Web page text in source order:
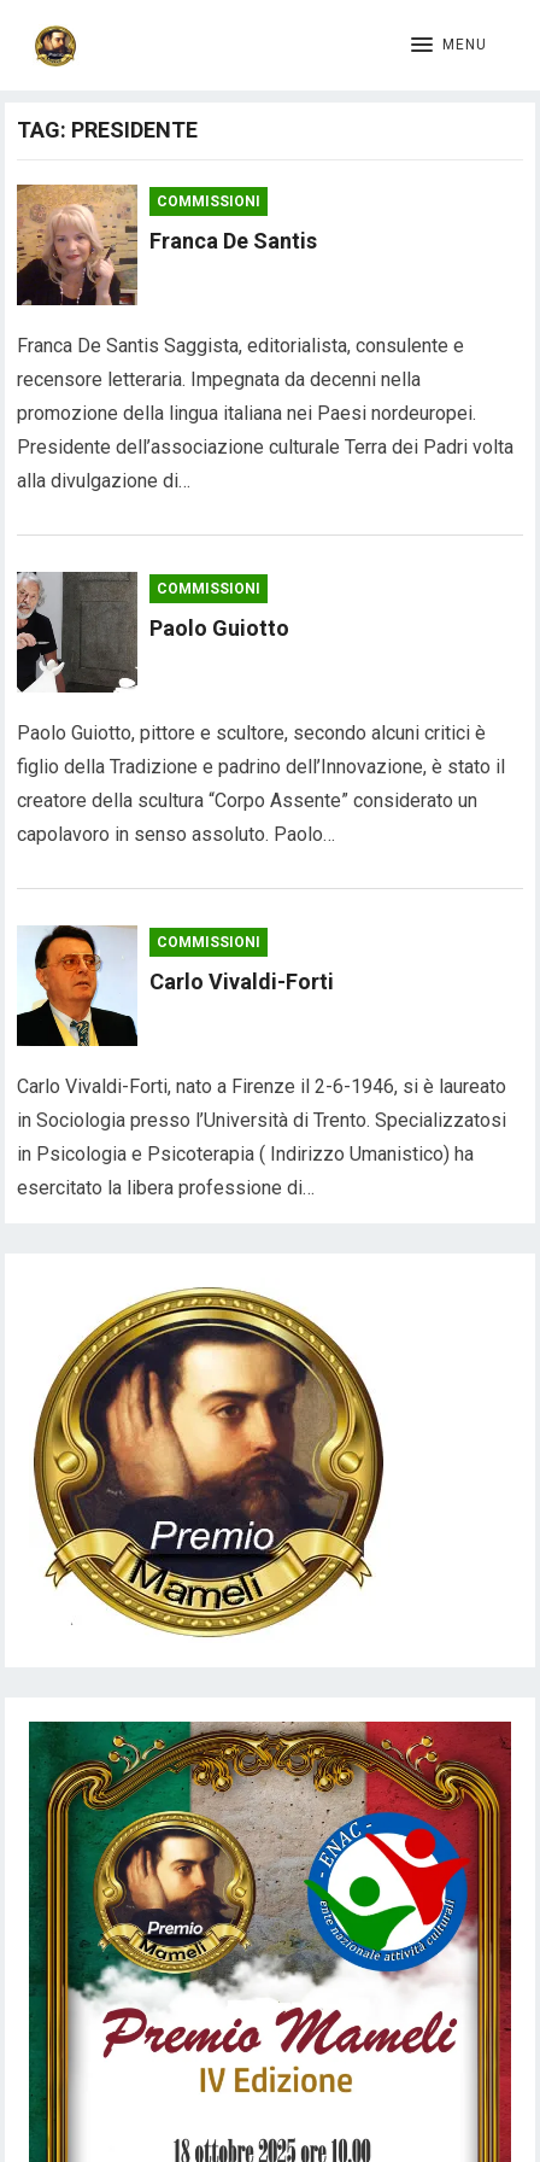
MENU
TAG: PRESIDENTE
COMMISSIONI
Franca De Santis
Franca De Santis Saggista, editorialista, consulente e
recensore letteraria. Impegnata da decenni nella
promozione della lingua italiana nei Paesi nordeuropei.
Presidente dell’associazione culturale Terra dei Padri volta
alla divulgazione di…
COMMISSIONI
Paolo Guiotto
Paolo Guiotto, pittore e scultore, secondo alcuni critici è
figlio della Tradizione e padrino dell’Innovazione, è stato il
creatore della scultura “Corpo Assente” considerato un
capolavoro in senso assoluto. Paolo…
COMMISSIONI
Carlo Vivaldi-Forti
Carlo Vivaldi-Forti, nato a Firenze il 2-6-1946, si è laureato
in Sociologia presso l’Università di Trento. Specializzatosi
in Psicologia e Psicoterapia ( Indirizzo Umanistico) ha
esercitato la libera professione di…